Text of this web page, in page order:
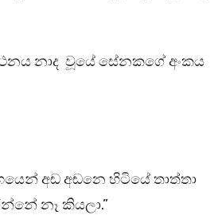
නාද වූයේ සේනකගේ අංකය
අඬ අඬනෙ හිටියේ තාත්තා
නෑ කියලා.”